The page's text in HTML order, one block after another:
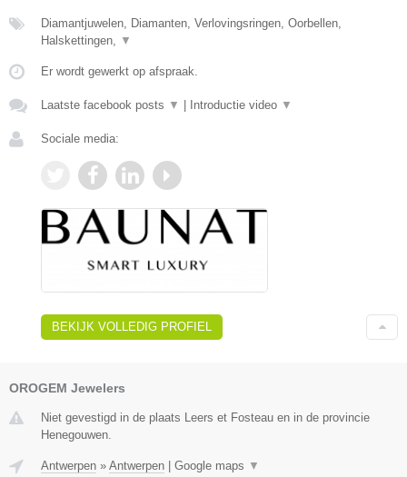
Diamantjuwelen, Diamanten, Verlovingsringen, Oorbellen,
Halskettingen, ▼
Er wordt gewerkt op afspraak.
Laatste facebook posts ▼ Introductie video ▼
Sociale media:
BEKIJK VOLLEDIG PROFIEL
OROGEM Jewelers
Niet gevestigd in de plaats Leers et Fosteau en in de provincie
Henegouwen.
Antwerpen » Antwerpen Google maps ▼